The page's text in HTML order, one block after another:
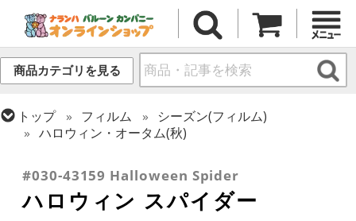
商品カテゴリを見る
トップ フィルム
シーズン(フィルム)
ハロウィン・オータム(秋)
#030-43159 Halloween Spider
ハロウィン スパイダー